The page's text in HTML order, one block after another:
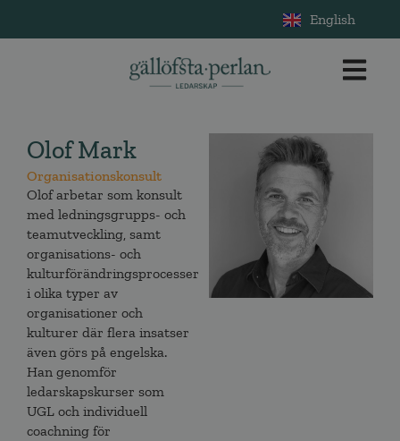
English
Olof Mark
Organisationskonsult
Olof arbetar som konsult
med ledningsgrupps- och
teamutveckling, samt
organisations- och
kulturförändringsprocesser
i olika typer av
organisationer och
kulturer där flera insatser
även görs på engelska.
Han genomför
ledarskapskurser som
UGL och individuell
coachning för